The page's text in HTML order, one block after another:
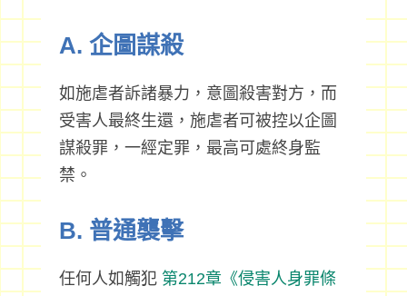
A. 企圖謀殺
如施虐者訴諸暴力，意圖殺害對方，而
受害人最終生還，施虐者可被控以企圖
謀殺罪，一經定罪，最高可處終身監
禁。
B. 普通襲擊
任何人如觸犯 第212章《侵害人身罪條